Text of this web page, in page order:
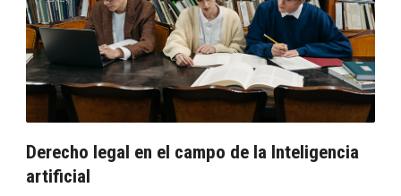
Derecho legal en el campo de la Inteligencia
artificial